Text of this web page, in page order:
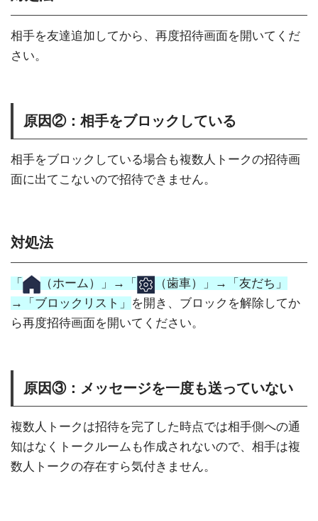
相手を友達追加してから、再度招待画面を開いてくだ
さい。
原因②：相手をブロックしている
相手をブロックしている場合も複数人トークの招待画
面に出てこないので招待できません。
対処法
「 （ホーム）」→「
（歯車）」→「友だち」
→「ブロックリスト」
を開き、ブロックを解除してか
ら再度招待画面を開いてください。
原因③：メッセージを一度も送っていない
複数人トークは招待を完了した時点では相手側への通
知はなくトークルームも作成されないので、相手は複
数人トークの存在すら気付きません。